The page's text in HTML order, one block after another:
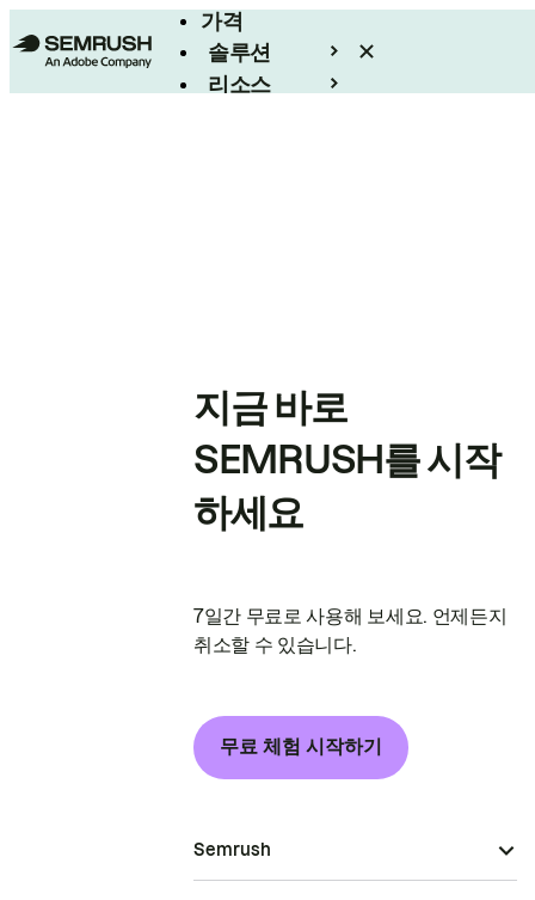
가격
솔루션
리소스
지금 바로
SEMRUSH를 시작
하세요
7일간 무료로 사용해 보세요. 언제든지
취소할 수 있습니다.
무료 체험 시작하기
Semrush